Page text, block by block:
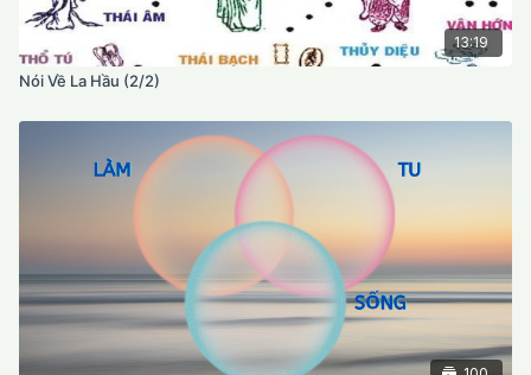
13:19
Nói Về La Hầu (2/2)